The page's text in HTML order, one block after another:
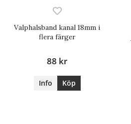
Valphalsband kanal 18mm i
flera färger
88 kr
Info Köp